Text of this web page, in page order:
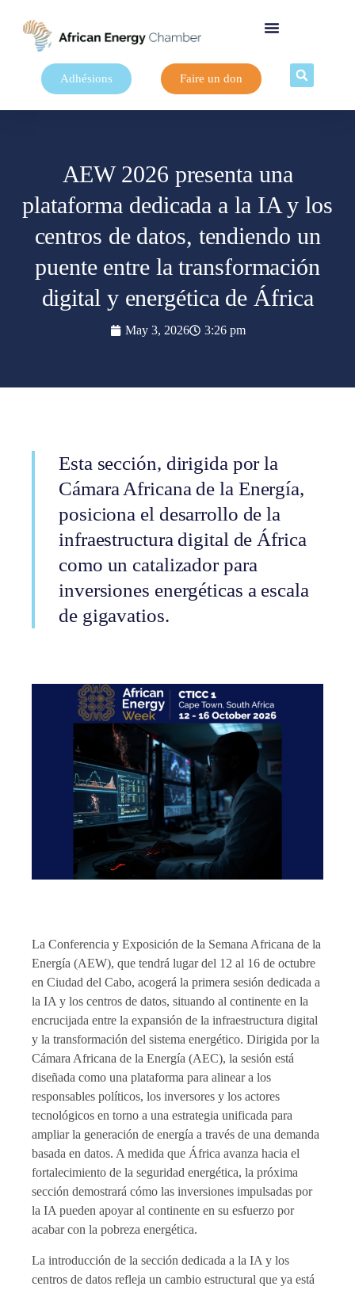
Adhésions Faire un don
AEW 2026 presenta una
plataforma dedicada a la IA y los
centros de datos, tendiendo un
puente entre la transformación
digital y energética de África
May 3, 2026 3:26 pm
Esta sección, dirigida por la
Cámara Africana de la Energía,
posiciona el desarrollo de la
infraestructura digital de África
como un catalizador para
inversiones energéticas a escala
de gigavatios.
La Conferencia y Exposición de la Semana Africana de la
Energía (AEW), que tendrá lugar del 12 al 16 de octubre
en Ciudad del Cabo, acogerá la primera sesión dedicada a
la IA y los centros de datos, situando al continente en la
encrucijada entre la expansión de la infraestructura digital
y la transformación del sistema energético. Dirigida por la
Cámara Africana de la Energía (AEC), la sesión está
diseñada como una plataforma para alinear a los
responsables políticos, los inversores y los actores
tecnológicos en torno a una estrategia unificada para
ampliar la generación de energía a través de una demanda
basada en datos. A medida que África avanza hacia el
fortalecimiento de la seguridad energética, la próxima
sección demostrará cómo las inversiones impulsadas por
la IA pueden apoyar al continente en su esfuerzo por
acabar con la pobreza energética.
La introducción de la sección dedicada a la IA y los
centros de datos refleja un cambio estructural que ya está